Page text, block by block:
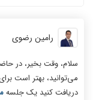
رامین رضوی
سلام، وقت بخیر، در
می‌توانید، بهتر است
دریافت کنید یک جلسه